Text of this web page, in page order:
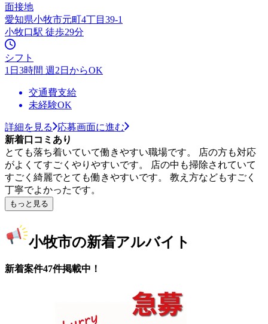
面接地
愛知県小牧市元町4丁目39-1
小牧口駅 徒歩29分
シフト
1日3時間 週2日からOK
交通費支給
未経験OK
詳細を見る
応募画面に進む
新着口コミあり
とても落ち着いていて働きやすい職場です。 店の方も対応
がよくてすごくやりやすいです。 店の中も掃除されていて
すごく綺麗でとても働きやすいです。 教え方などもすごく
丁寧でよかったです。
もっと見る
小牧市の新着アルバイト
新着案件47件掲載中！